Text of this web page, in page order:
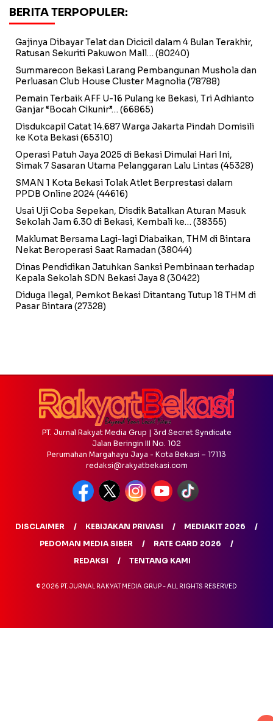
BERITA TERPOPULER:
Gajinya Dibayar Telat dan Dicicil dalam 4 Bulan Terakhir,
Ratusan Sekuriti Pakuwon Mall… (80240)
Summarecon Bekasi Larang Pembangunan Mushola dan
Perluasan Club House Cluster Magnolia (78788)
Pemain Terbaik AFF U-16 Pulang ke Bekasi, Tri Adhianto
Ganjar “Bocah Cikunir”… (66865)
Disdukcapil Catat 14.687 Warga Jakarta Pindah Domisili
ke Kota Bekasi(65310)
Operasi Patuh Jaya 2025 di Bekasi Dimulai Hari Ini,
Simak 7 Sasaran Utama Pelanggaran Lalu Lintas (45328)
SMAN 1 Kota Bekasi Tolak Atlet Berprestasi dalam
PPDB Online 2024(44616)
Usai Uji Coba Sepekan, Disdik Batalkan Aturan Masuk
Sekolah Jam 6.30 di Bekasi, Kembali ke… (38355)
Maklumat Bersama Lagi-lagi Diabaikan, THM di Bintara
Nekat Beroperasi Saat Ramadan (38044)
Dinas Pendidikan Jatuhkan Sanksi Pembinaan terhadap
Kepala Sekolah SDN Bekasi Jaya 8 (30422)
Diduga Ilegal, Pemkot Bekasi Ditantang Tutup 18 THM di
Pasar Bintara (27328)
PT. Jurnal Rakyat Media Grup | 3rd Secret Syndicate
Jalan Beringin III No. 102
Perumahan Margahayu Jaya - Kota Bekasi – 17113
redaksi@rakyatbekasi.com
DISCLAIMER KEBIJAKAN PRIVASI
MEDIAKIT 2026
PEDOMAN MEDIA SIBER
RATE CARD 2026
REDAKSI
TENTANG KAMI
© 2026 PT. JURNAL RAKYAT MEDIA GRUP - ALL RIGHTS RESERVED